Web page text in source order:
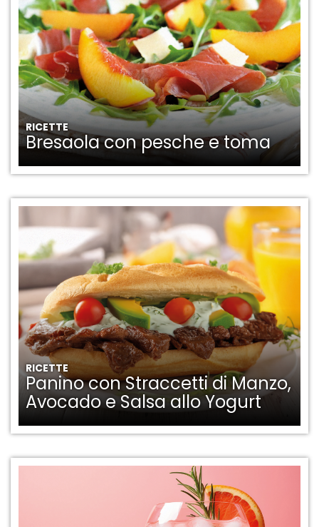
RICETTE
Bresaola con pesche e toma
RICETTE
Panino con Straccetti di Manzo,
Avocado e Salsa allo Yogurt